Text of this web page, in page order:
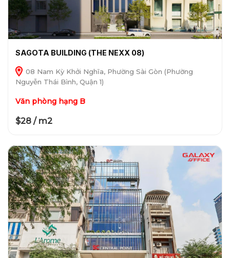
SAGOTA BUILDING (THE NEXX 08)
08 Nam Kỳ Khởi Nghĩa, Phường Sài Gòn (Phường
Nguyễn Thái Bình, Quận 1)
Văn phòng hạng B
$28 / m2